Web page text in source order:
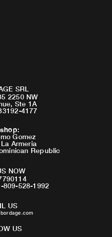
SRL
2250 NW
Ste 1A
4177
:
Gomez
Armeria
Republic
NOW
809-528-1992
US
US